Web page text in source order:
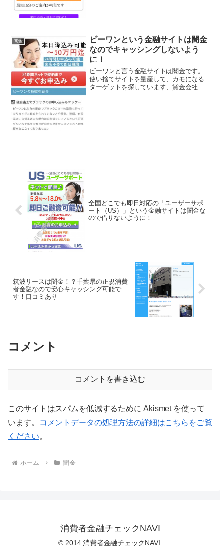
闇金
ビーワンという金融サイトは闇金
なのでキャッシングしないよう
に！
ビーワンと言う金融サイトは闇金です。
使い捨てサイトを量産して、カモになる
ターゲットを探しています、貸金会社は
全国どこでも即日対応の「ユーザーサポ
ート（US）」という金融サイトは闇金な
ので借りないように！
筑波リースは闇金！？千葉県の正規消費
者金融なので安心キャッシング可能で
す！口コミあり
コメント
コメントを書き込む
このサイトはスパムを低減するために Akismet を使って
います。
コメントデータの処理方法の詳細はこちらをご覧
ください。
ホーム 闇金
消費者金融チェックNAVI
© 2014 消費者金融チェックNAVI.